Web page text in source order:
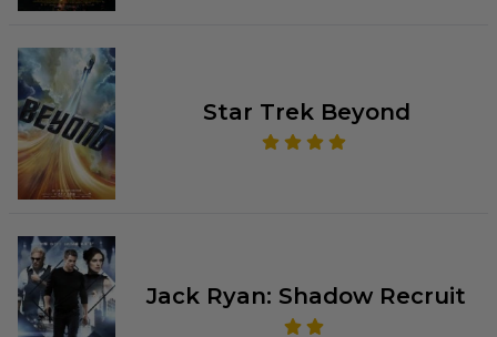
Star Trek Beyond
Jack Ryan: Shadow Recruit